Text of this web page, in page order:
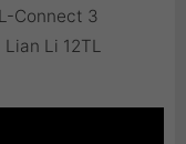
Connect 3
Li 12TL